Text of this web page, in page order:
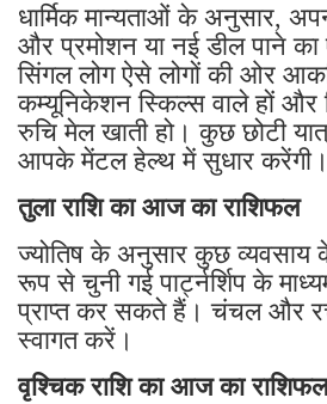
धार्मिक मान्यताओं के अनुसार,
और प्रमोशन या नई डील पाने का
सिंगल लोग ऐसे लोगों की ओर
कम्यूनिकेशन स्किल्स वाले हों
रुचि मेल खाती हो। कुछ छोटी
आपके मेंटल हेल्थ में सुधार
तुला राशि का आज का राशिफल
ज्योतिष के अनुसार कुछ व्यवसाय
रूप से चुनी गई पार्ट्नर्शिप के
प्राप्त कर सकते हैं। चंचल और
स्वागत करें।
वृश्चिक राशि का आज का